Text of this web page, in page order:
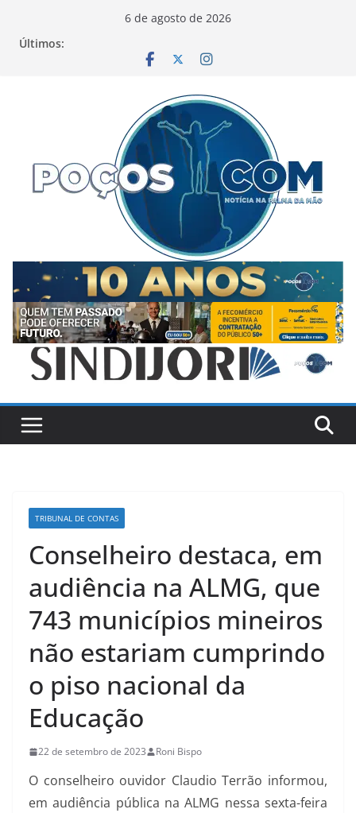
6 de agosto de 2026
Últimos:
TRIBUNAL DE CONTAS
Conselheiro destaca, em
audiência na ALMG, que
743 municípios mineiros
não estariam cumprindo
o piso nacional da
Educação
22 de setembro de 2023 Roni Bispo
O conselheiro ouvidor Claudio Terrão informou,
em audiência pública na ALMG nessa sexta-feira